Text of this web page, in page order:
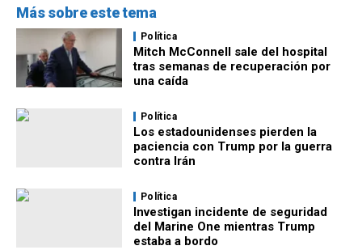
Más sobre este tema
Política
Mitch McConnell sale del hospital
tras semanas de recuperación por
una caída
Política
Los estadounidenses pierden la
paciencia con Trump por la guerra
contra Irán
Política
Investigan incidente de seguridad
del Marine One mientras Trump
estaba a bordo